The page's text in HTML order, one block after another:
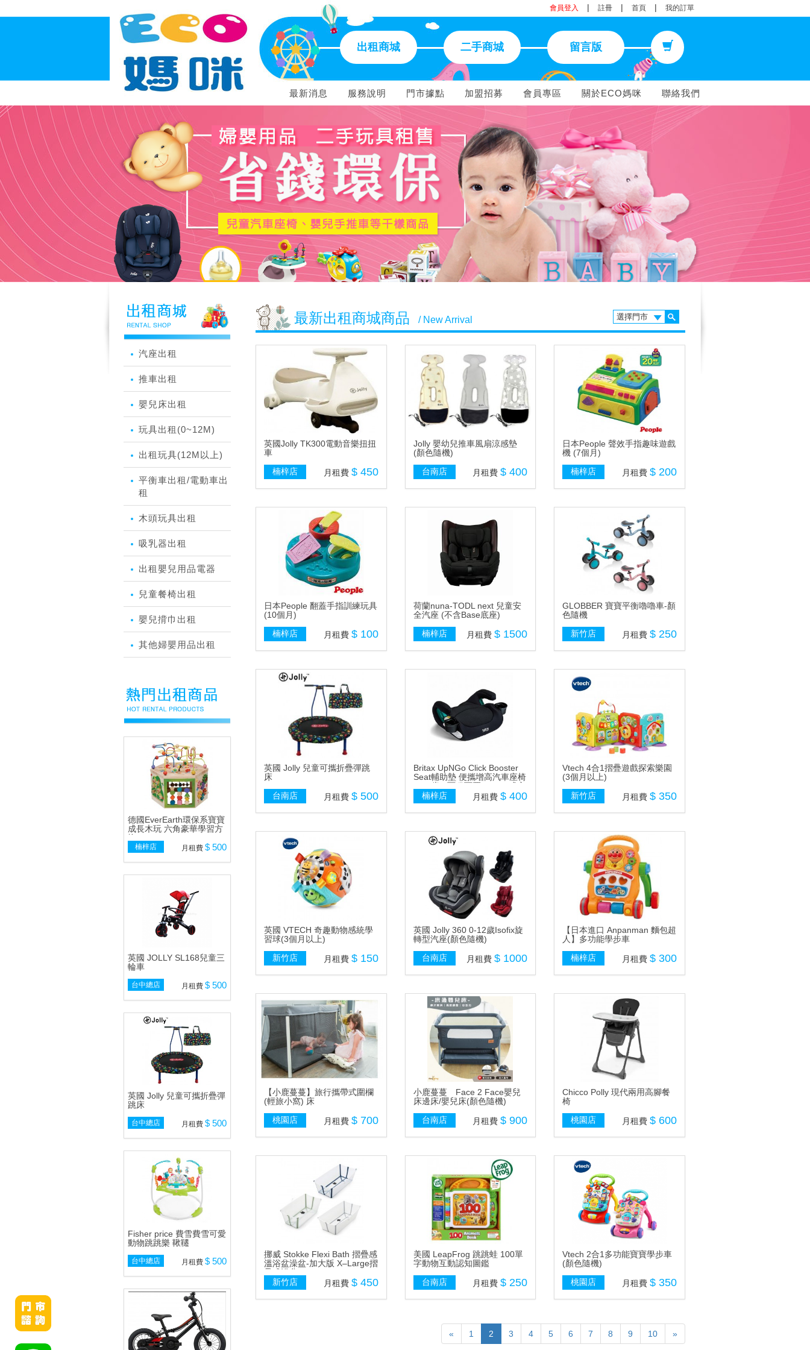
會員登入 | 註冊 | 首頁 | 我的訂單
出租商城 二手商城 留言版
最新消息 服務說明 門市據點 加盟招募 會員專區 關於ECO媽咪 聯絡我們
汽座出租
推車出租
嬰兒床出租
玩具出租(0~12M)
出租玩具(12M以上)
平衡車出租/電動車出
租
木頭玩具出租
吸乳器出租
出租嬰兒用品電器
兒童餐椅出租
嬰兒揹巾出租
其他婦嬰用品出租
德國EverEarth環保系寶寶
成長木玩 六角豪華學習方
塊
楠梓店 月租費 $ 500
英國 JOLLY SL168兒童三
輪車
台中總店 月租費 $ 500
英國 Jolly 兒童可攜折疊彈
跳床
台中總店 月租費 $ 500
Fisher price 費雪費雪可愛
動物跳跳樂 鞦韆
台中總店 月租費 $ 500
最新出租商城商品 / New Arrival
英國Jolly TK300電動音樂扭扭
車
楠梓店
月租費 $ 450
Jolly 嬰幼兒推車風扇涼感墊
(顏色隨機)
台南店
月租費$ 400
日本People 聲效手指趣味遊戲
機 (7個月)
楠梓店
月租費 $ 200
日本People 翻蓋手指訓練玩具
(10個月)
楠梓店
月租費 $ 100
荷蘭nuna-TODL next 兒童安
全汽座 (不含Base底座)
楠梓店
月租費$ 1500
GLOBBER 寶寶平衡嚕嚕車-顏
色隨機
新竹店
月租費 $ 250
英國 Jolly 兒童可攜折疊彈跳
床
台南店
月租費 $ 500
Britax UpNGo Click Booster
Seat輔助墊 便攜增高汽車座椅
4-12歲 ( 可租可買 ) Isofix或安
全帶皆可安裝
楠梓店 月租費$ 400
Vtech 4合1摺疊遊戲探索樂園
(3個月以上)
新竹店
月租費 $ 350
英國 VTECH 奇趣動物感統學
習球(3個月以上)
新竹店
月租費 $ 150
英國 Jolly 360 0-12歲Isofix旋
轉型汽座(顏色隨機)
台南店
月租費$ 1000
【日本進口 Anpanman 麵包超
人】多功能學步車
楠梓店
月租費 $ 300
【小鹿蔓蔓】旅行攜帶式圍欄
(輕旅小窩) 床
桃園店
月租費 $ 700
小鹿蔓蔓 Face 2 Face嬰兒
床邊床/嬰兒床(顏色隨機)
台南店
月租費$ 900
Chicco Polly 現代兩用高腳餐
椅
桃園店
月租費 $ 600
挪威 Stokke Flexi Bath 摺疊感
溫浴盆澡盆-加大版 X–Large摺
疊式浴盆
新竹店
月租費 $ 450
美國 LeapFrog 跳跳蛙 100單
字動物互動認知圖鑑
台南店
月租費$ 250
Vtech 2合1多功能寶寶學步車
(顏色隨機)
桃園店
月租費 $ 350
« 1 2 3 4 5 6 7 8 9 10 »